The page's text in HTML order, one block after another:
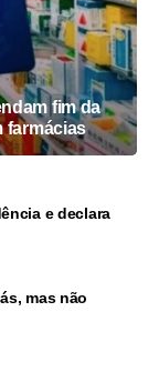
fim da
farmácias
e declara
mas não